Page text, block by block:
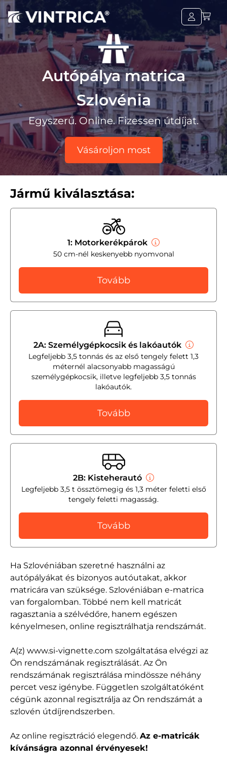
Autópálya matrica
Szlovénia
Egyszerű. Online. Fizessen útdíjat.
Vásároljon most
Ha Szlovéniában szeretné használni az
autópályákat és bizonyos autóutakat, akkor
matricára van szüksége. Szlovéniában e-matrica
van forgalomban. Többé nem kell matricát
ragasztania a szélvédőre, hanem egészen
kényelmesen, online regisztrálhatja rendszámát.
A(z) www.si-vignette.com szolgáltatása elvégzi az
Ön rendszámának regisztrálását. Az Ön
rendszámának regisztrálása mindössze néhány
percet vesz igénybe. Független szolgáltatóként
cégünk azonnal regisztrálja az Ön rendszámát a
szlovén útdíjrendszerben.
Az online regisztráció elegendő. Az e-matricák
kívánságra azonnal érvényesek!
Jármű kiválasztása:
1: Motorkerékpárok
50 cm-nél keskenyebb nyomvonal
Tovább
2A: Személygépkocsik és lakóautók
Legfeljebb 3,5 tonnás és az első tengely felett 1,3
méternél alacsonyabb magasságú
személygépkocsik, illetve legfeljebb 3,5 tonnás
lakóautók.
Tovább
2B: Kisteherautó
Legfeljebb 3,5 t össztömegig és 1,3 méter feletti első
tengely feletti magasság.
Tovább